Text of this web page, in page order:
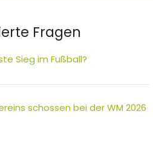
Fragen
Sieg im Fußball?
schossen bei der WM 2026